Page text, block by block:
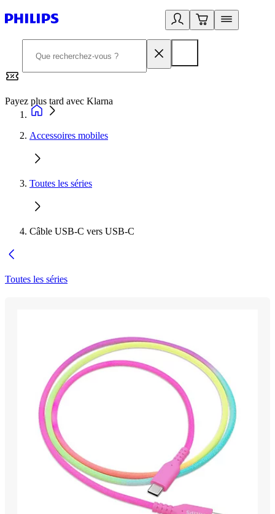
Payez plus tard avec Klarna
Accessoires mobiles
Toutes les séries
Câble USB-C vers USB-C
Toutes les séries